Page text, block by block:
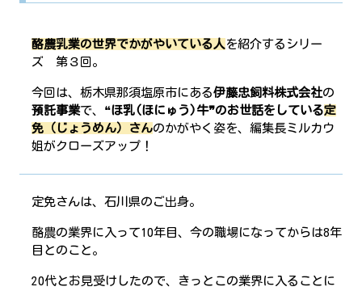
酪農乳業の世界でかがやいている人 を紹介するシリー
ズ 第３回。
今回は、栃木県那須塩原市にある伊藤忠飼料株式会社の
預託事業で、❝ほ乳(ほにゅう)牛❞のお世話をしている定
免（じょうめん）さんのかがやく姿を、編集長ミルカウ
姐がクローズアップ！
定免さんは、石川県のご出身。
酪農の業界に入って10年目、今の職場になってからは8年
目とのこと。
20代とお見受けしたので、きっとこの業界に入ることに